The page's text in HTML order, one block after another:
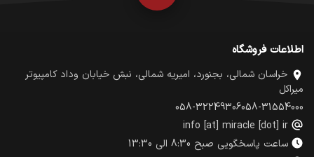
اطلاعات فروشگاه
خراسان شمالی، بجنورد، امیریه شمالی، نبش خیابان وداد کامپیوتر
میراکل
058-31554000
058-32249306
info [at] miracle [dot] ir
ساعت پاسخگویی صبح 8:30 الی 13:30